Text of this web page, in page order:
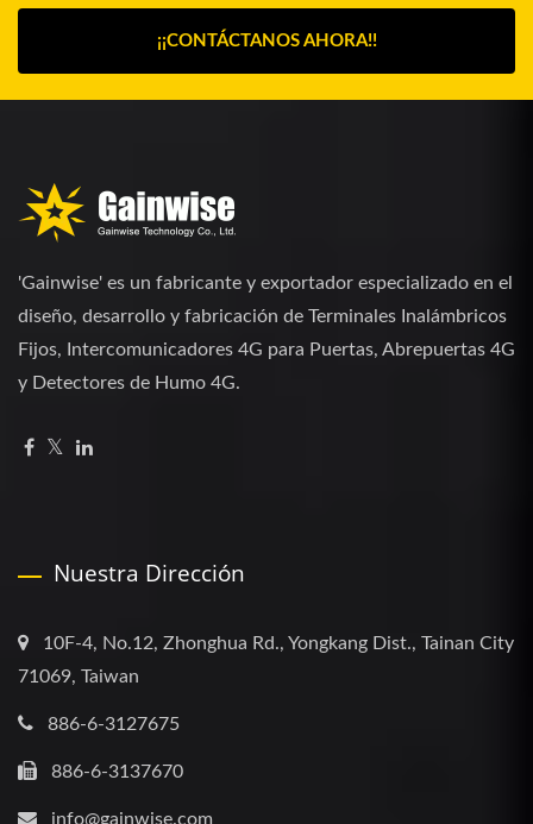
¡¡CONTÁCTANOS AHORA!!
'Gainwise' es un fabricante y exportador especializado en el
diseño, desarrollo y fabricación de Terminales Inalámbricos
Fijos, Intercomunicadores 4G para Puertas, Abrepuertas 4G
y Detectores de Humo 4G.
Nuestra Dirección
10F-4, No.12, Zhonghua Rd., Yongkang Dist., Tainan City
71069, Taiwan
886-6-3127675
886-6-3137670
info@gainwise.com